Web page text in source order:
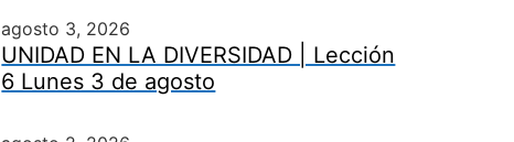
agosto 3, 2026
UNIDAD EN LA DIVERSIDAD | Lección
6 Lunes 3 de agosto